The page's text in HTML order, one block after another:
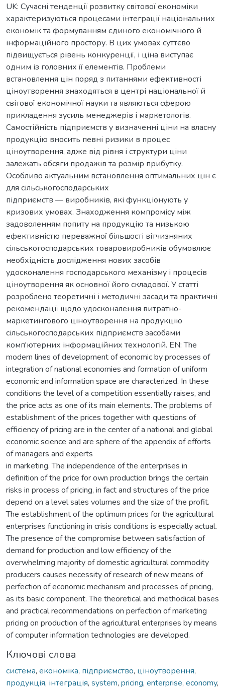
UK: Сучасні тенденції розвитку світової економіки
характеризуються процесами інтеграції національних
економік та формуванням єдиного економічного й
інформаційного простору. В цих умовах суттєво
підвищується рівень конкуренції, і ціна виступає
одним із головних її елементів. Проблеми
встановлення цін поряд з питаннями ефективності
ціноутворення знаходяться в центрі національної й
світової економічної науки та являються сферою
прикладення зусиль менеджерів і маркетологів.
Самостійність підприємств у визначенні ціни на власну
продукцію вносить певні ризики в процес
ціноутворення, адже від рівня і структури ціни
залежать обсяги продажів та розмір прибутку.
Особливо актуальним встановлення оптимальних цін є
для сільськогосподарських
підприємств — виробників, які функціонують у
кризових умовах. Знаходження компромісу між
задоволенням попиту на продукцію та низькою
ефективністю переважної більшості вітчизняних
сільськогосподарських товаровиробників обумовлює
необхідність дослідження нових засобів
удосконалення господарського механізму і процесів
ціноутворення як основної його складової. У статті
розроблено теоретичні і методичні засади та практичні
рекомендації щодо удосконалення витратно-
маркетингового ціноутворення на продукцію
сільськогосподарських підприємств засобами
комп'ютерних інформаційних технологій. EN: The
modern lines of development of economic by processes of
integration of national economies and formation of uniform
economic and information space are characterized. In these
conditions the level of a competition essentially raises, and
the price acts as one of its main elements. The problems of
establishment of the prices together with questions of
efficiency of pricing are in the center of a national and global
economic science and are sphere of the appendix of efforts
of managers and experts
in marketing. The independence of the enterprises in
definition of the price for own production brings the certain
risks in process of pricing, in fact and structures of the price
depend on a level sales volumes and the size of the profit.
The establishment of the optimum prices for the agricultural
enterprises functioning in crisis conditions is especially actual.
The presence of the compromise between satisfaction of
demand for production and low efficiency of the
overwhelming majority of domestic agricultural commodity
producers causes necessity of research of new means of
perfection of economic mechanism and processes of pricing,
as its basic component. The theoretical and methodical bases
and practical recommendations on perfection of marketing
pricing on production of the agricultural enterprises by means
of computer information technologies are developed.
Ключові слова
система, економіка, підприємство, ціноутворення,
продукція, інтеграція, system, pricing, enterprise, economy,